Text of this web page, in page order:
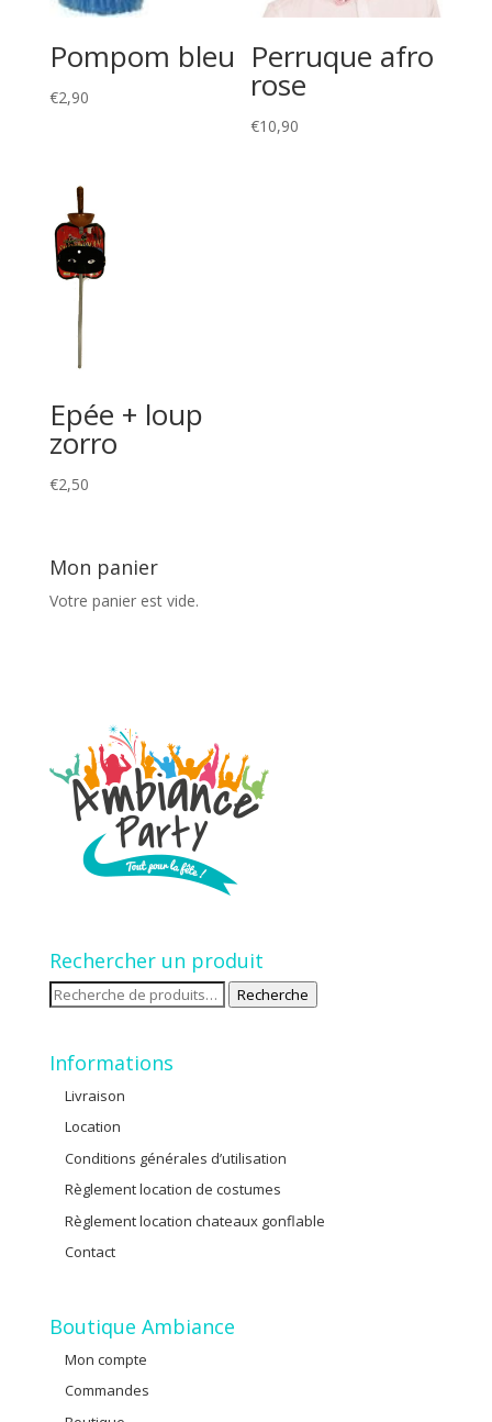
Pompom bleu
€2,90
Perruque afro
rose
€10,90
Epée + loup
zorro
€2,50
Mon panier
Votre panier est vide.
Rechercher un produit
Recherche
Recherche
Informations
Livraison
Location
Conditions générales d’utilisation
Règlement location de costumes
Règlement location chateaux gonflable
Contact
Boutique Ambiance
Mon compte
Commandes